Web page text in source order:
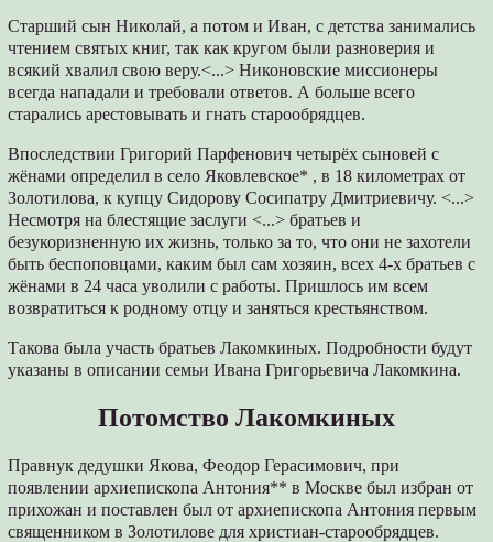
Старший сын Николай, а потом и Иван, с детства занимались
чтением святых книг, так как кругом были разноверия и
всякий хвалил свою веру.<...> Никоновские миссионеры
всегда нападали и требовали ответов. А больше всего
старались арестовывать и гнать старообрядцев.
Впоследствии Григорий Парфенович четырёх сыновей с
жёнами определил в село Яковлевское* , в 18 километрах от
Золотилова, к купцу Сидорову Сосипатру Дмитриевичу. <...>
Несмотря на блестящие заслуги <...> братьев и
безукоризненную их жизнь, только за то, что они не захотели
быть беспоповцами, каким был сам хозяин, всех 4-х братьев с
жёнами в 24 часа уволили с работы. Пришлось им всем
возвратиться к родному отцу и заняться крестьянством.
Такова была участь братьев Лакомкиных. Подробности будут
указаны в описании семьи Ивана Григорьевича Лакомкина.
Потомство Лакомкиных
Правнук дедушки Якова, Феодор Герасимович, при
появлении архиепископа Антония** в Москве был избран от
прихожан и поставлен был от архиепископа Антония первым
священником в Золотилове для христиан-старообрядцев.